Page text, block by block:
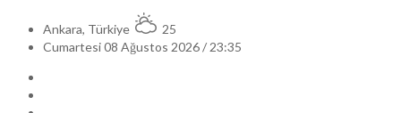
Ankara, Türkiye
25
Cumartesi 08 Ağustos 2026 / 23:35